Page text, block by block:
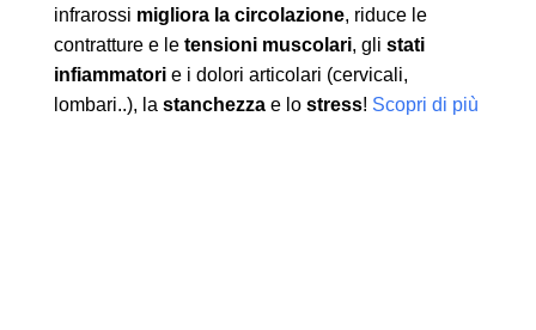
infrarossi migliora la circolazione, riduce le
contratture e le tensioni muscolari, gli stati
infiammatori e i dolori articolari (cervicali,
lombari..), la stanchezzae lo stress! Scopri di più